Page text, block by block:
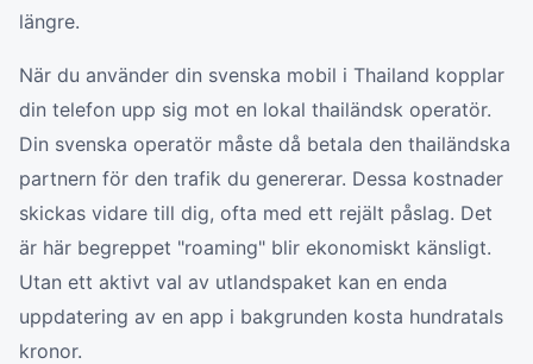
längre.
När du använder din svenska mobil i Thailand kopplar
din telefon upp sig mot en lokal thailändsk operatör.
Din svenska operatör måste då betala den thailändska
partnern för den trafik du genererar. Dessa kostnader
skickas vidare till dig, ofta med ett rejält påslag. Det
är här begreppet "roaming" blir ekonomiskt känsligt.
Utan ett aktivt val av utlandspaket kan en enda
uppdatering av en app i bakgrunden kosta hundratals
kronor.